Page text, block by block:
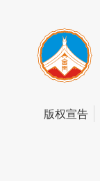
版权宣告